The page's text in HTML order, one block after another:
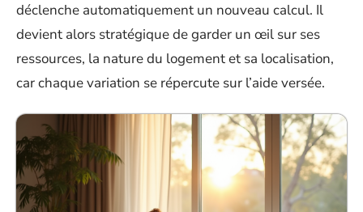
déclenche automatiquement un nouveau calcul. Il
devient alors stratégique de garder un œil sur ses
ressources, la nature du logement et sa localisation,
car chaque variation se répercute sur l’aide versée.